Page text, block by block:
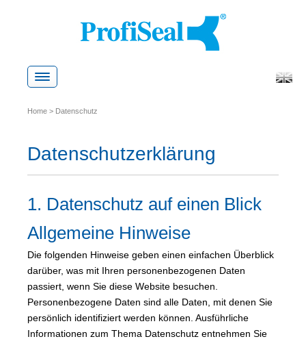
Home > Datenschutz
Datenschutzerklärung
1. Datenschutz auf einen Blick
Allgemeine Hinweise
Die folgenden Hinweise geben einen einfachen Überblick
darüber, was mit Ihren personenbezogenen Daten
passiert, wenn Sie diese Website besuchen.
Personenbezogene Daten sind alle Daten, mit denen Sie
persönlich identifiziert werden können. Ausführliche
Informationen zum Thema Datenschutz entnehmen Sie